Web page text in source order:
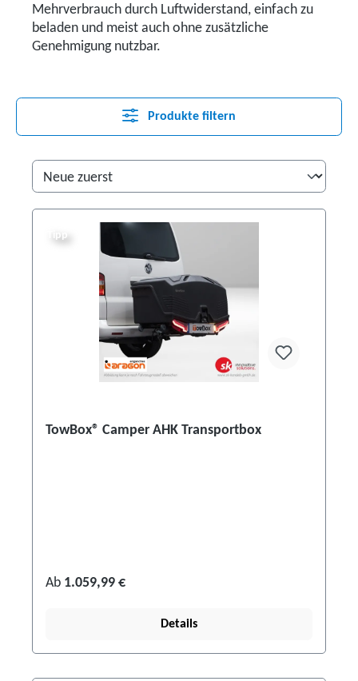
Mehrverbrauch durch Luftwiderstand, einfach zu
beladen und meist auch ohne zusätzliche
Genehmigung nutzbar.
Produkte filtern
Tipp
TowBox® Camper AHK Transportbox
Ab 1.059,99 €
Details